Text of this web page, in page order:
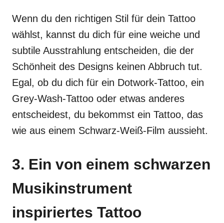
Wenn du den richtigen Stil für dein Tattoo
wählst, kannst du dich für eine weiche und
subtile Ausstrahlung entscheiden, die der
Schönheit des Designs keinen Abbruch tut.
Egal, ob du dich für ein Dotwork-Tattoo, ein
Grey-Wash-Tattoo oder etwas anderes
entscheidest, du bekommst ein Tattoo, das
wie aus einem Schwarz-Weiß-Film aussieht.
3. Ein von einem schwarzen
Musikinstrument
inspiriertes Tattoo